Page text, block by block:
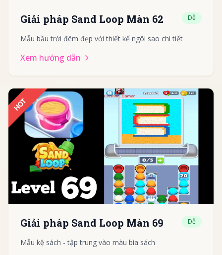
Giải pháp Sand Loop Màn 62 Dễ
Mẫu bầu trời đêm đẹp với thiết kế ngôi sao chi tiết
Xem hướng dẫn
HOT
Giải pháp Sand Loop Màn 69 Dễ
Mẫu kệ sách - tập trung vào màu bìa sách